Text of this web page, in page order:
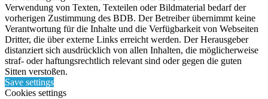
Verwendung von Texten, Texteilen oder Bildmaterial bedarf der
vorherigen Zustimmung des BDB. Der Betreiber übernimmt keine
Verantwortung für die Inhalte und die Verfügbarkeit von Webseiten
Dritter, die über externe Links erreicht werden. Der Herausgeber
distanziert sich ausdrücklich von allen Inhalten, die möglicherweise
straf- oder haftungsrechtlich relevant sind oder gegen die guten
Sitten verstoßen.
Save settings
Cookies settings